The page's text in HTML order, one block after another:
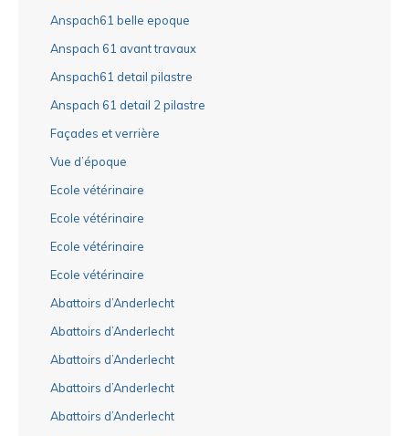
Anspach61 belle epoque
Anspach 61 avant travaux
Anspach61 detail pilastre
Anspach 61 detail 2 pilastre
Façades et verrière
Vue d’époque
Ecole vétérinaire
Ecole vétérinaire
Ecole vétérinaire
Ecole vétérinaire
Abattoirs d’Anderlecht
Abattoirs d’Anderlecht
Abattoirs d’Anderlecht
Abattoirs d’Anderlecht
Abattoirs d’Anderlecht